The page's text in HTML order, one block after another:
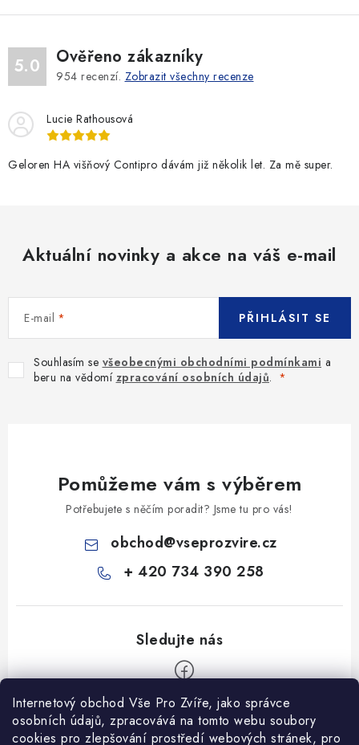
Internetový obchod Vše Pro Zvíře, jako správce
osobních údajů, zpracovává na tomto webu soubory
cookies pro zlepšování prostředí webových stránek, pro
5.0 Ověřeno zákazníky
954 recenzí. Zobrazit všechny recenze
Lucie Rathousová
Geloren HA višňový Contipro dávám již několik let. Za mě super.
Aktuální novinky a akce na váš e-mail
E-mail
Souhlasím se všeobecnými obchodními podmínkami a
beru na vědomí zpracování osobních údajů.
PŘIHLÁSIT SE
Pomůžeme vám s výběrem
Potřebujete s něčím poradit? Jsme tu pro vás!
obchod@vseprozvire.cz
+ 420 734 390 258